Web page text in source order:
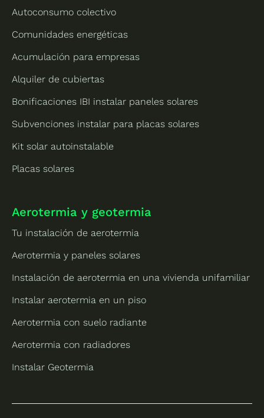
Autoconsumo colectivo
Comunidades energéticas
Acumulación para empresas
Alquiler de cubiertas
Bonificaciones IBI instalar paneles solares
Subvenciones instalar para placas solares
Kit solar autoinstalable
Placas solares
Aerotermia y geotermia
Tu instalación de aerotermia
Aerotermia y paneles solares
Instalación de aerotermia en una vivienda unifamiliar
Instalar aerotermia en un piso
Aerotermia con suelo radiante
Aerotermia con radiadores
Instalar Geotermia